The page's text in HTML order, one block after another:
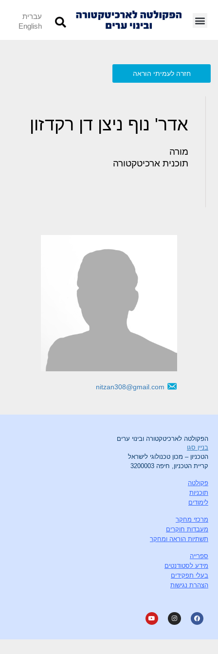
עברית
English
חזרה לעמיתי הוראה
אדר' נוף ניצן דן רקדזון
מורה
תוכנית ארכיטקטורה
nitzan308@gmail.com
הפקולטה לארכיטקטורה ובינוי ערים
בניין סגו
הטכניון – מכון טכנולוגי לישראל
קריית הטכניון, חיפה 3200003
פקולטה
תוכניות
לימודים
מרכזי מחקר
מעבדות חוקרים
תשתיות הוראה ומחקר
ספרייה
מידע לסטודנטים
בעלי תפקידים
הצהרת נגישות